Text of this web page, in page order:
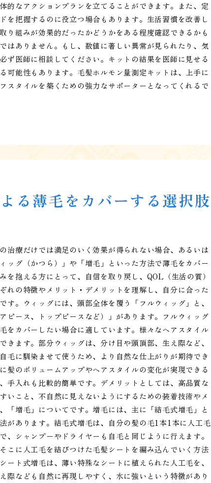
的なアクションプランを立てることができます。また、定
を把握するのに役立つ場合もあります。生活習慣を改善し
り組みが効果的だったかどうかをある程度確認できるかも
はありません。もし、数値に著しい異常が見られたり、気
ず医師に相談してください。キットの結果を医師に見せる
可能性もあります。毛髪ホルモン量測定キットは、上手に
スタイルを築くための強力なサポーターとなってくれるで
る薄毛をカバーする選択肢
治療だけでは満足のいく効果が得られない場合、あるいは
ッグ（かつら）」や「増毛」といった方法で薄毛をカバー
抱える方にとって、自信を取り戻し、QOL（生活の質）
れの特徴やメリット・デメリットを理解し、自分に合った
。ウィッグには、頭部全体を覆う「フルウィッグ」と、
ピース、トップピースなど）」があります。フルウィッグ
をカバーしたい場合に適しています。様々なヘアスタイル
ます。部分ウィッグは、分け目や頭頂部、生え際など、
毛に馴染ませて使うため、より自然な仕上がりが期待でき
髪のボリュームアップやヘアスタイルの変化が実現できる
手入れも比較的簡単です。デメリットとしては、高品質な
いこと、不自然に見えないようにするための装着技術やメ
「増毛」についてです。増毛には、主に「結毛式増毛」と
があります。結毛式増毛は、自分の髪の毛1本1本に人工毛
シャンプーやドライヤーも自毛と同じように行えます。
こに人工毛を結びつけた毛髪シートを編み込んでいく方法
ト式増毛は、薄い特殊なシートに植えられた人工毛を、
際なども自然に再現しやすく、水に強いという特徴があり